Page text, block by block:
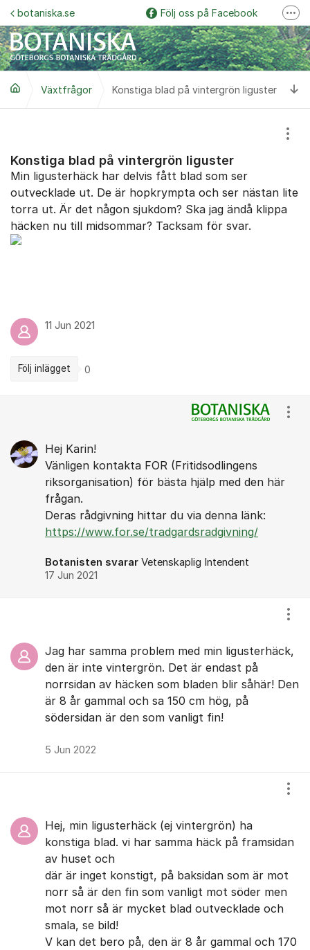
Hoppa till innehåll
botaniska.se Följ oss på Facebook
Följ oss på Instagram
Botaniska trädgårdspodden
Botaniskas vänner
Garden Explorer
Växtfrågor Konstiga blad på vintergrön liguster
Konstiga blad på vintergrön liguster
Min ligusterhäck har delvis fått blad som ser
outvecklade ut. De är hopkrympta och ser nästan lite
torra ut. Är det någon sjukdom? Ska jag ändå klippa
häcken nu till midsommar? Tacksam för svar.
11 Jun 2021
Följ inlägget 0
Hej Karin!
Vänligen kontakta FOR (Fritidsodlingens
riksorganisation) för bästa hjälp med den här
frågan.
Deras rådgivning hittar du via denna länk:
https://www.for.se/tradgardsradgivning/
Botanisten svarar Vetenskaplig Intendent
17 Jun 2021
Jag har samma problem med min ligusterhäck,
den är inte vintergrön. Det är endast på
norrsidan av häcken som bladen blir såhär! Den
är 8 år gammal och sa 150 cm hög, på
södersidan är den som vanligt fin!
5 Jun 2022
Hej, min ligusterhäck (ej vintergrön) ha
konstiga blad. vi har samma häck på framsidan
av huset och
där är inget konstigt, på baksidan som är mot
norr så är den fin som vanligt mot söder men
mot norr så är mycket blad outvecklade och
smala, se bild!
V kan det bero på, den är 8 år gammal och 170